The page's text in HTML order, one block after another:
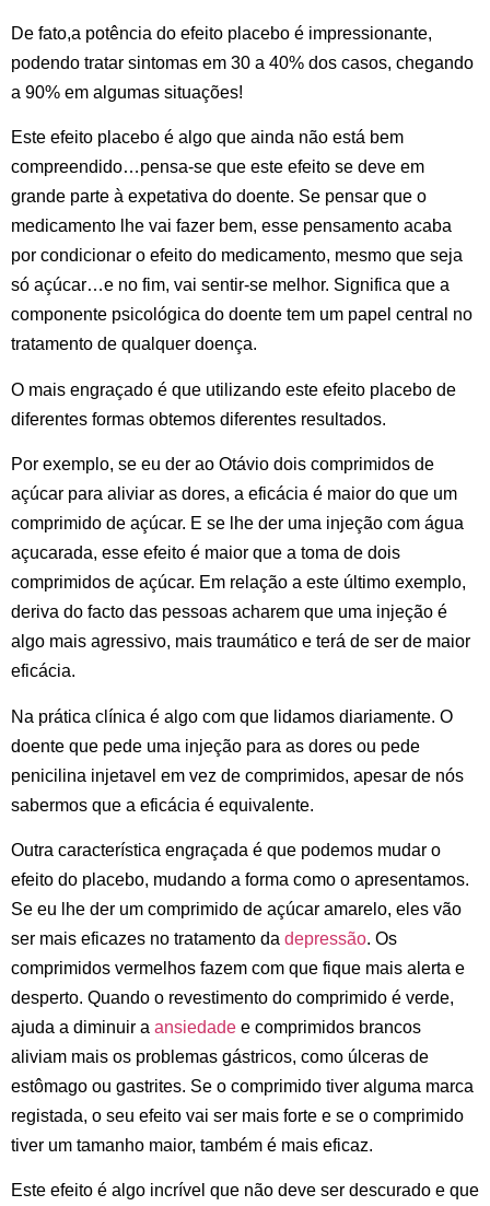
De fato,a potência do efeito placebo é impressionante,
podendo tratar sintomas em 30 a 40% dos casos, chegando
a 90% em algumas situações!
Este efeito placebo é algo que ainda não está bem
compreendido…pensa-se que este efeito se deve em
grande parte à expetativa do doente. Se pensar que o
medicamento lhe vai fazer bem, esse pensamento acaba
por condicionar o efeito do medicamento, mesmo que seja
só açúcar…e no fim, vai sentir-se melhor. Significa que a
componente psicológica do doente tem um papel central no
tratamento de qualquer doença.
O mais engraçado é que utilizando este efeito placebo de
diferentes formas obtemos diferentes resultados.
Por exemplo, se eu der ao Otávio dois comprimidos de
açúcar para aliviar as dores, a eficácia é maior do que um
comprimido de açúcar. E se lhe der uma injeção com água
açucarada, esse efeito é maior que a toma de dois
comprimidos de açúcar. Em relação a este último exemplo,
deriva do facto das pessoas acharem que uma injeção é
algo mais agressivo, mais traumático e terá de ser de maior
eficácia.
Na prática clínica é algo com que lidamos diariamente. O
doente que pede uma injeção para as dores ou pede
penicilina injetavel em vez de comprimidos, apesar de nós
sabermos que a eficácia é equivalente.
Outra característica engraçada é que podemos mudar o
efeito do placebo, mudando a forma como o apresentamos.
Se eu lhe der um comprimido de açúcar amarelo, eles vão
ser mais eficazes no tratamento da depressão. Os
comprimidos vermelhos fazem com que fique mais alerta e
desperto. Quando o revestimento do comprimido é verde,
ajuda a diminuir a ansiedade e comprimidos brancos
aliviam mais os problemas gástricos, como úlceras de
estômago ou gastrites. Se o comprimido tiver alguma marca
registada, o seu efeito vai ser mais forte e se o comprimido
tiver um tamanho maior, também é mais eficaz.
Este efeito é algo incrível que não deve ser descurado e que